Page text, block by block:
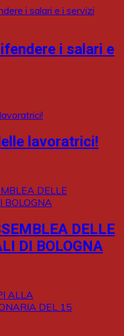
i salari e
lavoratrici!
DELLE
DI BOLOGNA